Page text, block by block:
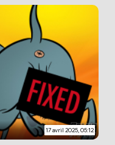
17 avril 2025, 05:12